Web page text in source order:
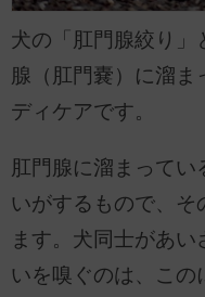
犬の「肛門腺絞り」
腺（肛門嚢）に溜
ディケアです。
肛門腺に溜まって
いがするもので、
ます。犬同士があ
いを嗅ぐのは、この